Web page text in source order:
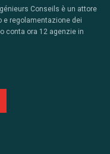
Conseils è un attore
e regolamentazione dei
conta ora 12 agenzie in